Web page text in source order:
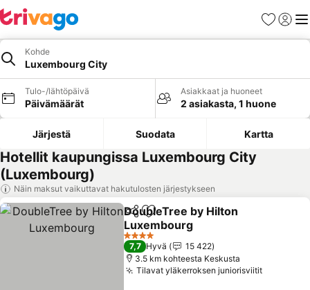
Suosikit
Kohde
Luxembourg City
Tulo-/lähtöpäivä
Päivämäärät
Asiakkaat ja huoneet
2 asiakasta, 1 huone
Järjestä Suodata Kartta
Hotellit kaupungissa Luxembourg City
(Luxembourg)
Näin maksut vaikuttavat hakutulosten järjestykseen
Jaa Lisää suosikkeihin
DoubleTree by Hilton
Luxembourg
Katso hinnat
4 Tähtiluokitus
7,7 Hyvä
15 422
3.5 km kohteesta Keskusta
Tilavat yläkerroksen juniorisviititKatso